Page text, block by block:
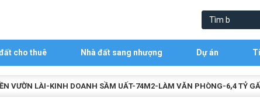
cho thuê Nhà đất sang nhượng Dự án
VƯỜN LÀI-KINH DOANH SẦM UẤT-74M2-LÀM VĂN PHÒNG-6,4 TỶ